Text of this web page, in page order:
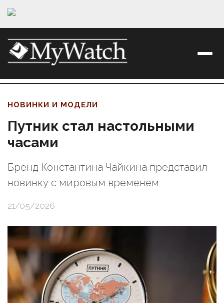
НОВИНКИ И МОДЕЛИ
Путник стал настольными
часами
Бренд Константина Чайкина представил
новинку с мировым временем
21/05/2026